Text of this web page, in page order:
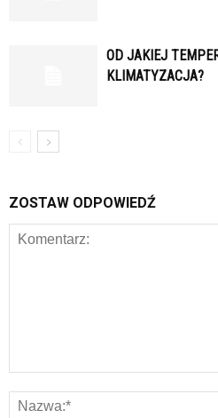
OD JAKIEJ
KLIMATYZACJA?
ZOSTAW ODPOWIEDŹ